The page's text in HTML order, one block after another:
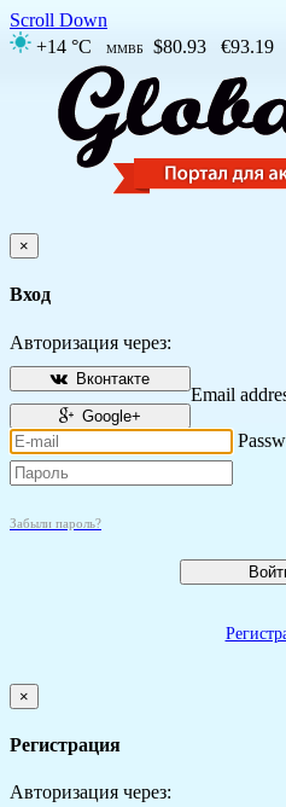
Scroll Down
+14 °C
ММВБ $80.93 €93.19
×
Вход
Авторизация через:
Вконтакте
Google+
Email
Забыли пароль?
×
Регистрация
Авторизация через: